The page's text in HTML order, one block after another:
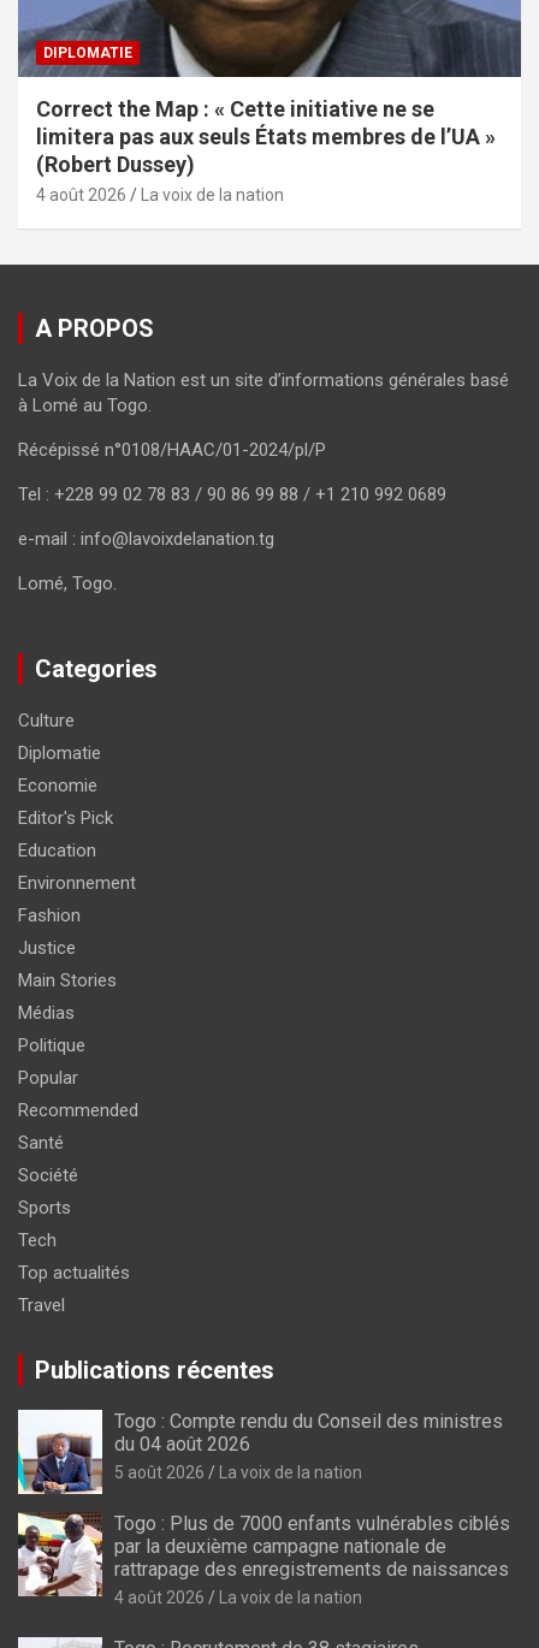
DIPLOMATIE
Correct the Map : « Cette initiative ne se
limitera pas aux seuls États membres de l’UA »
(Robert Dussey)
4 août 2026 La voix de la nation
A PROPOS
La Voix de la Nation est un site d’informations générales basé
à Lomé au Togo.
Récépissé n°0108/HAAC/01-2024/pl/P
Tel : +228 99 02 78 83 / 90 86 99 88 / +1 210 992 0689
e-mail : info@lavoixdelanation.tg
Lomé, Togo.
Categories
Culture
Diplomatie
Economie
Editor's Pick
Education
Environnement
Fashion
Justice
Main Stories
Médias
Politique
Popular
Recommended
Santé
Société
Sports
Tech
Top actualités
Travel
Publications récentes
Togo : Compte rendu du Conseil des ministres
du 04 août 2026
5 août 2026 La voix de la nation
Togo : Plus de 7000 enfants vulnérables ciblés
par la deuxième campagne nationale de
rattrapage des enregistrements de naissances
4 août 2026 La voix de la nation